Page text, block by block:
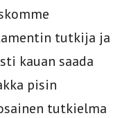
tutkija ja
kauan saada
pisin
tutkielma